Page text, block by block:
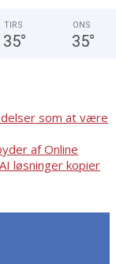
TIRS
35°
ONS
35°